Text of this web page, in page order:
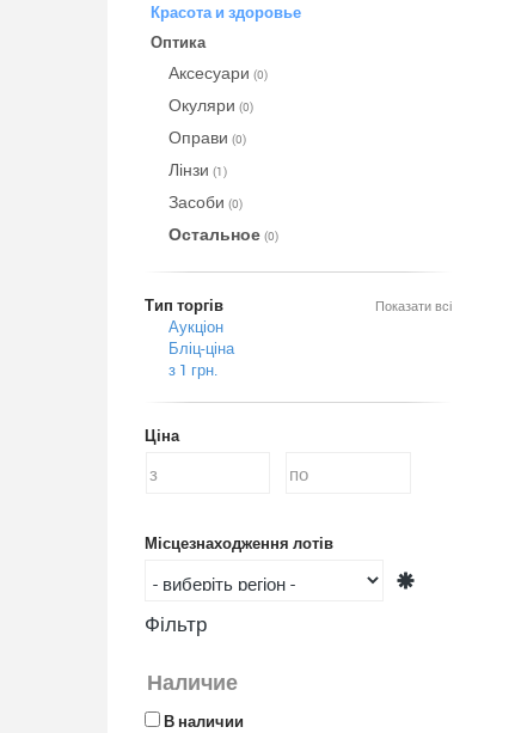
Красота и здоровье
Оптика
Аксесуари (0)
Окуляри (0)
Оправи (0)
Лінзи (1)
Засоби (0)
Остальное (0)
Показати всі
Тип торгів
Аукціон
Бліц-ціна
з 1 грн.
Ціна
Місцезнаходження лотів
Фільтр
Наличие
В наличии